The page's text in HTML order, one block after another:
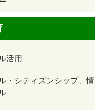
活用
・シティズンシップ、情